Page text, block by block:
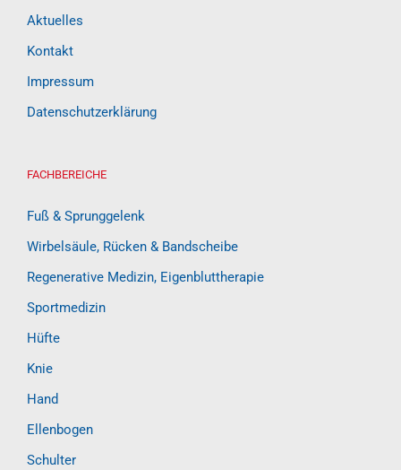
Aktuelles
Kontakt
Impressum
Datenschutzerklärung
FACHBEREICHE
Fuß & Sprunggelenk
Wirbelsäule, Rücken & Bandscheibe
Regenerative Medizin, Eigenbluttherapie
Sportmedizin
Hüfte
Knie
Hand
Ellenbogen
Schulter